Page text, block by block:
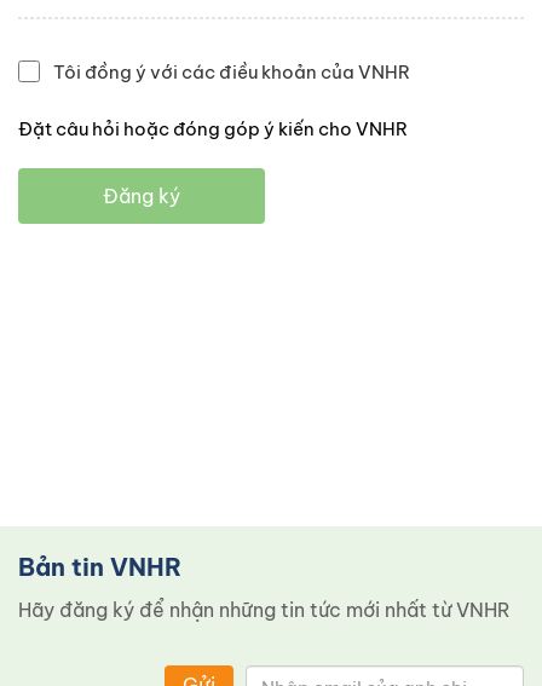
Tôi đồng ý với các điều khoản của VNHR
Đặt câu hỏi hoặc đóng góp ý kiến cho VNHR
Đăng ký
Bản tin VNHR
Hãy đăng ký để nhận những tin tức mới nhất từ ​​VNHR